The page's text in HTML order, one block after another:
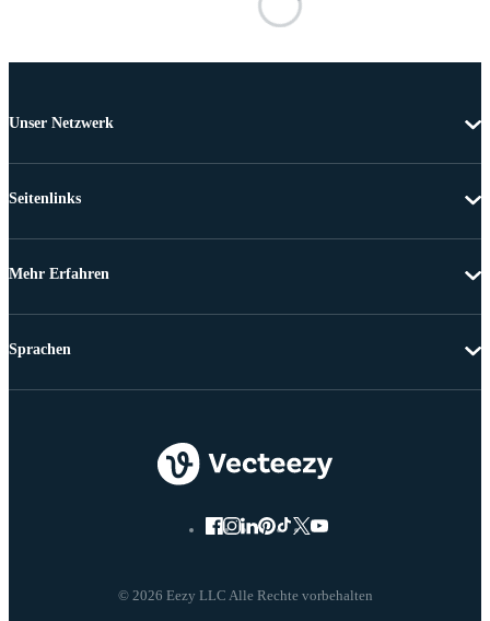
Unser Netzwerk
Seitenlinks
Mehr Erfahren
© 2026 Eezy LLC Alle Rechte vorbehalten
Sprachen